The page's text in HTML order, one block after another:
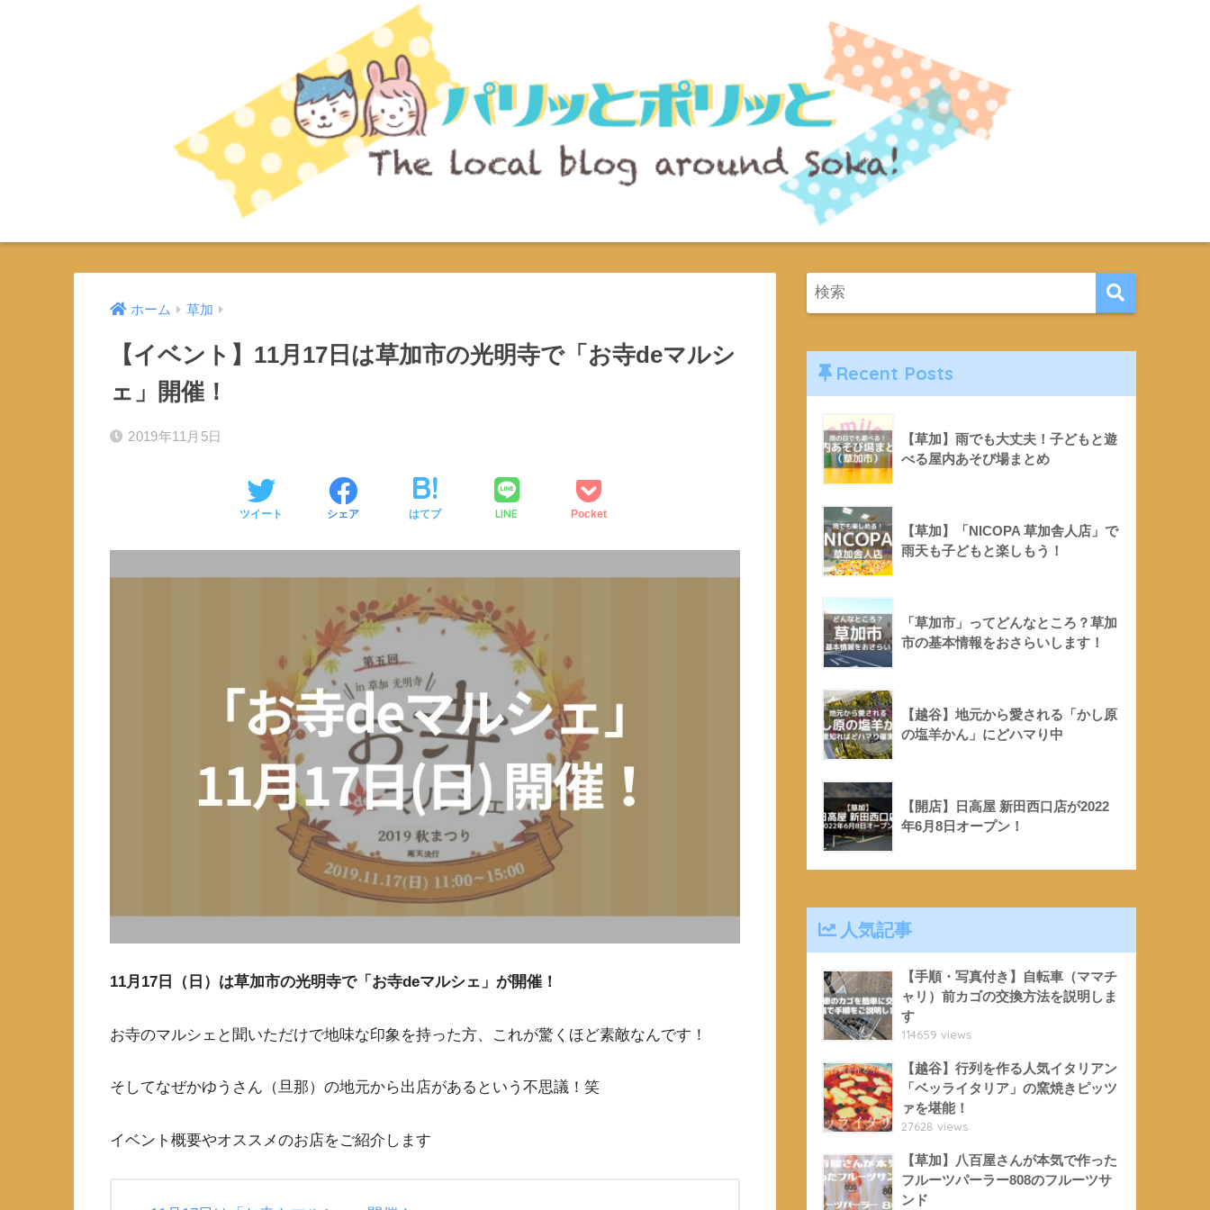
ホーム 草加
【イベント】11月17日は草加市の光明寺で「お寺deマルシ
ェ」開催！
2019年11月5日
ツイート シェア はてブ LINE Pocket
11月17日（日）は草加市の光明寺で「お寺deマルシェ」が開催！
お寺のマルシェと聞いただけで地味な印象を持った方、これが驚くほど素敵なんです！
そしてなぜかゆうさん（旦那）の地元から出店があるという不思議！笑
イベント概要やオススメのお店をご紹介します
Recent Posts
【草加】雨でも大丈夫！子どもと遊
べる屋内あそび場まとめ
【草加】「NICOPA 草加舎人店」で
雨天も子どもと楽しもう！
「草加市」ってどんなところ？草加
市の基本情報をおさらいします！
【越谷】地元から愛される「かし原
の塩羊かん」にどハマり中
【開店】日高屋 新田西口店が2022
年6月8日オープン！
人気記事
【手順・写真付き】自転車（ママチ
ャリ）前カゴの交換方法を説明しま
す
114659 views
【越谷】行列を作る人気イタリアン
「ベッライタリア」の窯焼きピッツ
ァを堪能！
27628 views
【草加】八百屋さんが本気で作った
フルーツパーラー808のフルーツサ
ンド